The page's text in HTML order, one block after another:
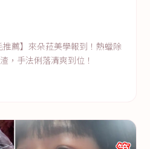
薦】來朵菈美學報到！熱蠟除
，手法俐落清爽到位！